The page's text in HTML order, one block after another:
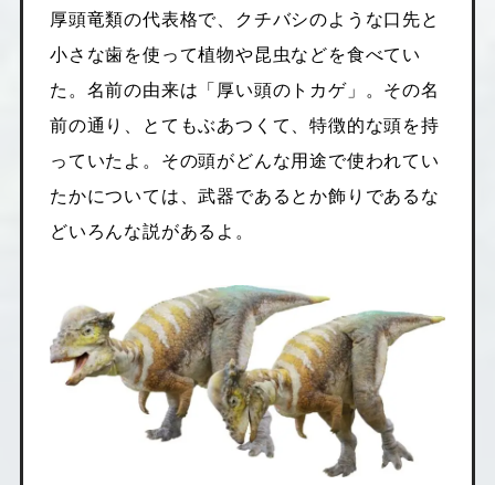
厚頭竜類の代表格で、クチバシのような口先と
小さな歯を使って植物や昆虫などを食べてい
た。名前の由来は「厚い頭のトカゲ」。その名
前の通り、とてもぶあつくて、特徴的な頭を持
っていたよ。その頭がどんな用途で使われてい
たかについては、武器であるとか飾りであるな
どいろんな説があるよ。